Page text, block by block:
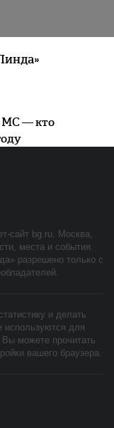
МС — кто
сайт bg.ru. Москва,
места и события.
разрешено только с
и делать
используются для
можете прочитать
вашего браузера.